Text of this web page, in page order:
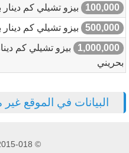
100,000
بيزو تشيلي كم دينار
500,000
بيزو تشيلي كم دينار
1,000,000
بيزو تشيلي كم
بحريني
البيانات في الموقع
© 2015-018